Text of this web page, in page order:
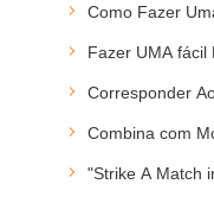
Como Fazer
Fazer UMA fácil
Corresponder
Combina com
"Strike A Match